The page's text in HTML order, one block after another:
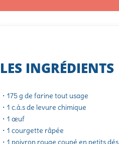
LES INGRÉDIENTS
・175 g de farine tout usage
・1 c.à.s de levure chimique
・1 œuf
・1 courgette râpée